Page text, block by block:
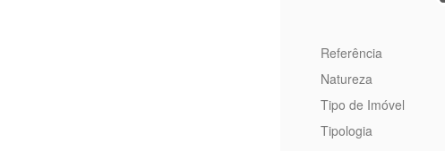
Referência
Natureza
Tipo de Imóvel
Tipologia